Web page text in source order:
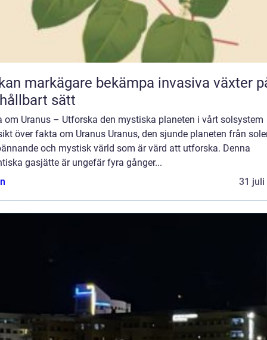
markägare bekämpa invasiva växter
sätt
om Uranus – Utforska den mystiska planeten i vårt solsystem
över fakta om Uranus Uranus, den sjunde planeten från
och mystisk värld som är värd att utforska. Denna
gasjätte är ungefär fyra gånger...
31 juli